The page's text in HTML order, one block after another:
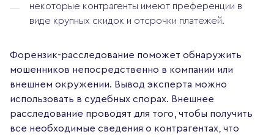
некоторые контрагенты имеют преференции в
виде крупных скидок и отсрочки платежей.
Форензик-расследование поможет обнаружить
мошенников непосредственно в компании или
внешнем окружении. Вывод эксперта можно
использовать в судебных спорах. Внешнее
расследование проводят для того, чтобы получить
все необходимые сведения о контрагентах, что